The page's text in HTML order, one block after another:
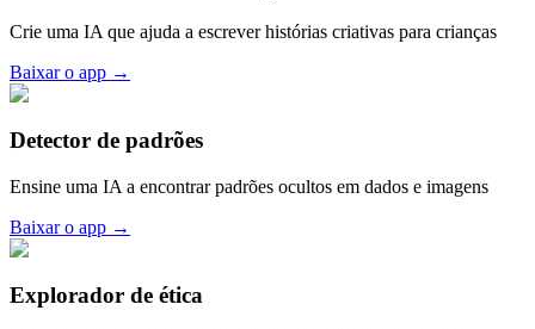
Crie uma IA que ajuda a escrever histórias criativas para crianças
Baixar o app →
Detector de padrões
Ensine uma IA a encontrar padrões ocultos em dados e imagens
Baixar o app →
Explorador de ética